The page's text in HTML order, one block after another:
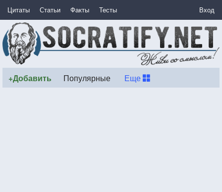
Цитаты Статьи Факты Тесты Вход
+Добавить Популярные Еще